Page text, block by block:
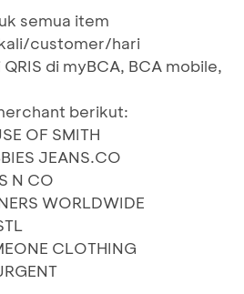
semua item
customer/hari
di myBCA, BCA mobile,
berikut:
OF SMITH
JEANS.CO
N CO
WORLDWIDE
CLOTHING